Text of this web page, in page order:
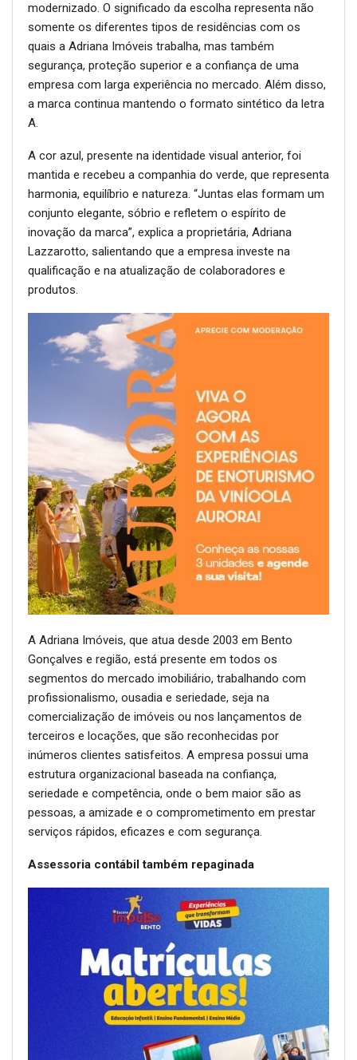
modernizado. O significado da escolha representa não
somente os diferentes tipos de residências com os
quais a Adriana Imóveis trabalha, mas também
segurança, proteção superior e a confiança de uma
empresa com larga experiência no mercado. Além disso,
a marca continua mantendo o formato sintético da letra
A.
A cor azul, presente na identidade visual anterior, foi
mantida e recebeu a companhia do verde, que representa
harmonia, equilíbrio e natureza. “Juntas elas formam um
conjunto elegante, sóbrio e refletem o espírito de
inovação da marca”, explica a proprietária, Adriana
Lazzarotto, salientando que a empresa investe na
qualificação e na atualização de colaboradores e
produtos.
A Adriana Imóveis, que atua desde 2003 em Bento
Gonçalves e região, está presente em todos os
segmentos do mercado imobiliário, trabalhando com
profissionalismo, ousadia e seriedade, seja na
comercialização de imóveis ou nos lançamentos de
terceiros e locações, que são reconhecidas por
inúmeros clientes satisfeitos. A empresa possui uma
estrutura organizacional baseada na confiança,
seriedade e competência, onde o bem maior são as
pessoas, a amizade e o comprometimento em prestar
serviços rápidos, eficazes e com segurança.
Assessoria contábil também repaginada